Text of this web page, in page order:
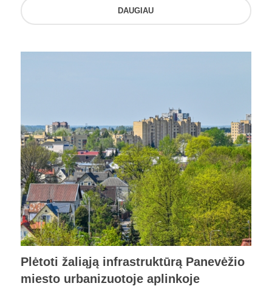
DAUGIAU
Plėtoti žaliąją infrastruktūrą Panevėžio
miesto urbanizuotoje aplinkoje